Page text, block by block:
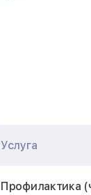
Услуга
Профилактика